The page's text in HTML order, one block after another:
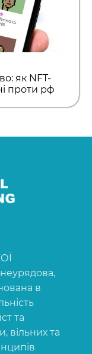
як NFT-
проти рф
в
та
вільних та